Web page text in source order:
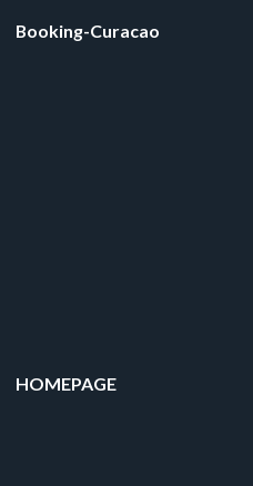
Booking-Curacao
HOMEPAGE